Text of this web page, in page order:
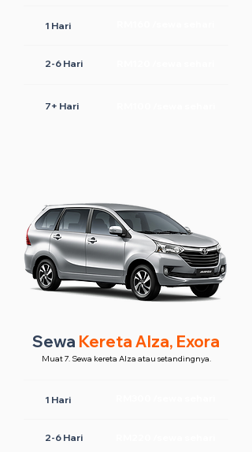
1 Hari
2-6 Hari
7+ Hari
Sewa Kereta Alza, Exora
Muat 7. Sewa kereta Alza atau setandingnya.
1 Hari
2-6 Hari